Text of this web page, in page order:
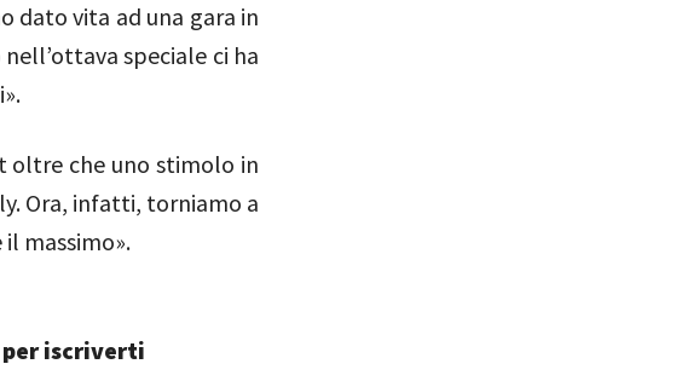
dato vita ad una gara in
speciale ci ha
oltre che uno stimolo in
Ora, infatti, torniamo a
massimo».
per iscriverti